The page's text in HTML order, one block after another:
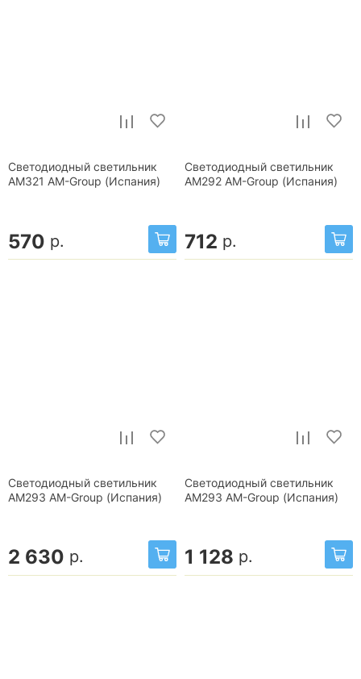
Светодиодный светильник
AM321 AM-Group (Испания)
570 р.
Светодиодный светильник
AM292 AM-Group (Испания)
712 р.
Светодиодный светильник
AM293 AM-Group (Испания)
2 630 р.
Светодиодный светильник
AM293 AM-Group (Испания)
1 128 р.